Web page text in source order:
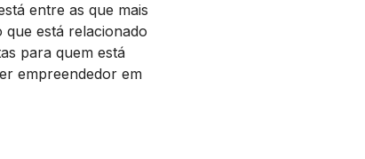
entre as que mais
está relacionado
para quem está
empreendedor em